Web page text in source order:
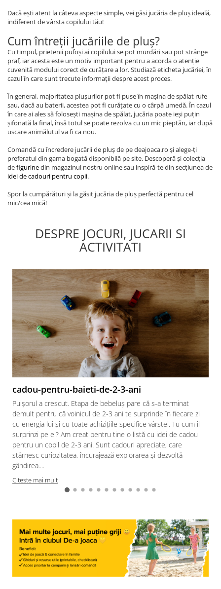
Dacă ești atent la câteva aspecte simple, vei găsi jucăria de pluș ideală,
indiferent de vârsta copilului tău!
Cum întreții jucăriile de pluș?
Cu timpul, prietenii pufoși ai copilului se pot murdări sau pot strânge
praf, iar acesta este un motiv important pentru a acorda o atenție
cuvenită modului corect de curățare a lor. Studiază eticheta jucăriei, în
cazul în care sunt trecute informații despre acest proces.
În general, majoritatea plușurilor pot fi puse în mașina de spălat rufe
sau, dacă au baterii, acestea pot fi curățate cu o cârpă umedă. În cazul
în care ai ales să folosești mașina de spălat, jucăria poate ieși puțin
șifonată la final, însă totul se poate rezolva cu un mic pieptăn, iar după
uscare animăluțul va fi ca nou.
Comandă cu încredere jucării de pluș de pe deajoaca.ro și alege-ți
preferatul din gama bogată disponibilă pe site. Descoperă și colecția
defigurinedin magazinul nostru online sau inspiră-te din secțiunea de
idei de cadouri pentru copii.
Spor la cumpărături și la găsit jucăria de pluș perfectă pentru cel
mic/cea mică!
DESPRE JOCURI, JUCARII SI
ACTIVITATI
cadou-pentru-baieti-de-2-3-ani
Puișorul a crescut. Etapa de bebeluș pare că s-a terminat
demult pentru că voinicul de 2-3 ani te surprinde în fiecare zi
cu energia lui și cu toate achizițiile specifice vârstei. Tu cum îl
surprinzi pe el? Am creat pentru tine o listă cu idei de cadou
pentru un copil de 2-3 ani. Sunt cadouri apreciate, care
stârnesc curiozitatea, încurajează explorarea și dezvoltă
gândirea....
Citeste mai mult